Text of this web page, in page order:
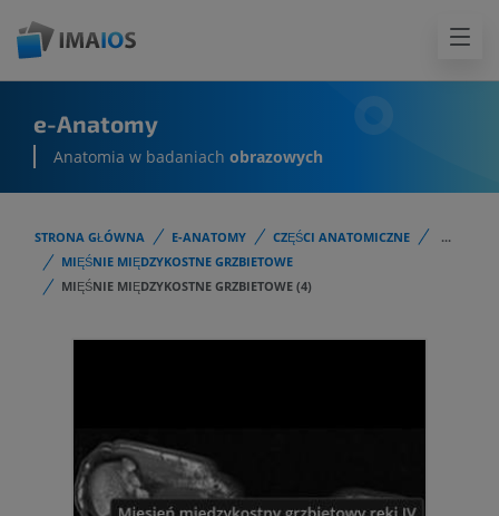
e-Anatomy
Anatomia w badaniach obrazowych
STRONA GŁÓWNA E-ANATOMY CZĘŚCI ANATOMICZNE
...
MIĘŚNIE MIĘDZYKOSTNE GRZBIETOWE
MIĘŚNIE MIĘDZYKOSTNE GRZBIETOWE (4)